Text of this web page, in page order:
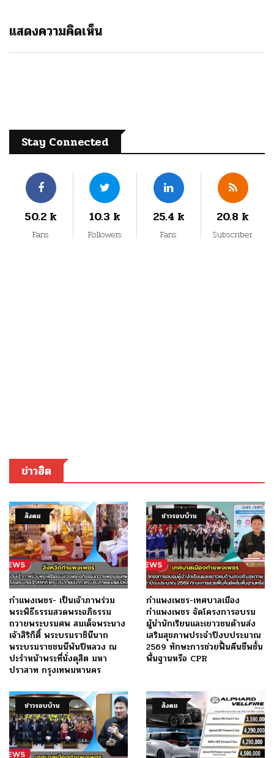
แสดงความคิดเห็น
Stay Connected
50.2 k
Fans
10.3 k
Followers
25.4 k
Fans
20.8 k
Subscriber
ข่าวฮิต
สังคม
กำแพงเพชร- เป็นเจ้าภาพร่วม
พระพิธีธรรมสวดพระอภิธรรม
ถวายพระบรมศพ สมเด็จพระนาง
เจ้าสิริกิติ์ พระบรมราชินีนาถ
พระบรมราชชนนีพันปีหลวง ณ
ปะรำหน้าพระที่นั่งดุสิต มหา
ปราสาท กรุงเทพมหานคร
ข่าวรอบบ้าน
กำแพงเพชร-เทศบาลเมือง
กำแพงเพชร จัดโครงการอบรม
ผู้นำนักเรียนและเยาวชนด้านส่ง
เสริมสุขภาพประจำปีงบประมาณ
2569 ทักษะการช่วยฟื้นคืนชีพชั้น
พื้นฐานหรือ CPR
ข่าวรอบบ้าน สังคม